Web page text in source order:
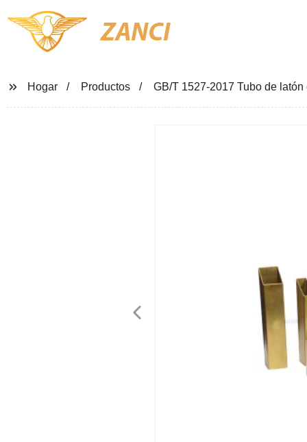
ZANCI
Hogar Productos GB/T 1527-2017 Tubo de